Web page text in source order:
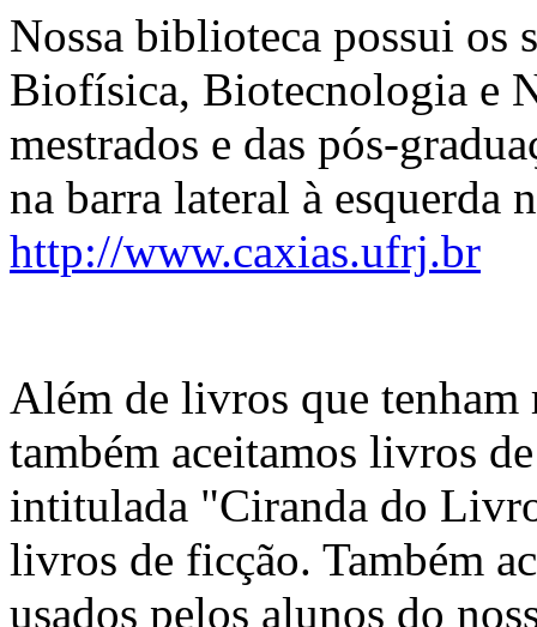
Nossa biblioteca possui os
Biofísica, Biotecnologia e
mestrados e das pós-
na barra lateral à esquerda
http://www.caxias.ufrj.br
Além de livros que tenham
também aceitamos livros
intitulada "Ciranda do
livros de ficção. Também
usados pelos alunos do